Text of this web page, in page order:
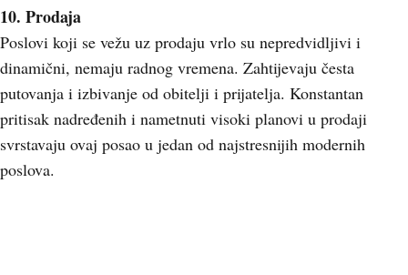
10. Prodaja
Poslovi koji se vežu uz prodaju vrlo su nepredvidljivi i
dinamični, nemaju radnog vremena. Zahtijevaju česta
putovanja i izbivanje od obitelji i prijatelja. Konstantan
pritisak nadređenih i nametnuti visoki planovi u prodaji
svrstavaju ovaj posao u jedan od najstresnijih modernih
poslova.